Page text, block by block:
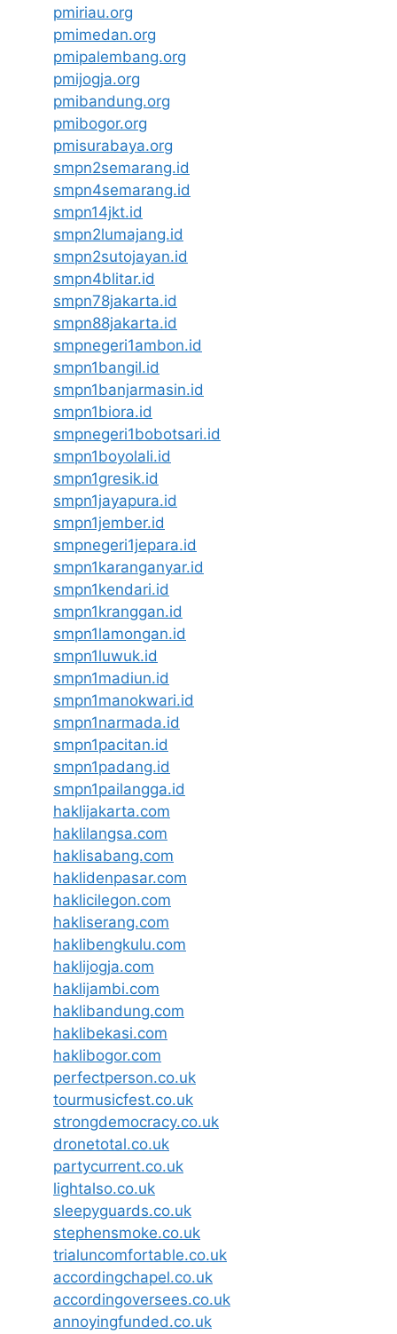
pmiriau.org
pmimedan.org
pmipalembang.org
pmijogja.org
pmibandung.org
pmibogor.org
pmisurabaya.org
smpn2semarang.id
smpn4semarang.id
smpn14jkt.id
smpn2lumajang.id
smpn2sutojayan.id
smpn4blitar.id
smpn78jakarta.id
smpn88jakarta.id
smpnegeri1ambon.id
smpn1bangil.id
smpn1banjarmasin.id
smpn1biora.id
smpnegeri1bobotsari.id
smpn1boyolali.id
smpn1gresik.id
smpn1jayapura.id
smpn1jember.id
smpnegeri1jepara.id
smpn1karanganyar.id
smpn1kendari.id
smpn1kranggan.id
smpn1lamongan.id
smpn1luwuk.id
smpn1madiun.id
smpn1manokwari.id
smpn1narmada.id
smpn1pacitan.id
smpn1padang.id
smpn1pailangga.id
haklijakarta.com
haklilangsa.com
haklisabang.com
haklidenpasar.com
haklicilegon.com
hakliserang.com
haklibengkulu.com
haklijogja.com
haklijambi.com
haklibandung.com
haklibekasi.com
haklibogor.com
perfectperson.co.uk
tourmusicfest.co.uk
strongdemocracy.co.uk
dronetotal.co.uk
partycurrent.co.uk
lightalso.co.uk
sleepyguards.co.uk
stephensmoke.co.uk
trialuncomfortable.co.uk
accordingchapel.co.uk
accordingoversees.co.uk
annoyingfunded.co.uk